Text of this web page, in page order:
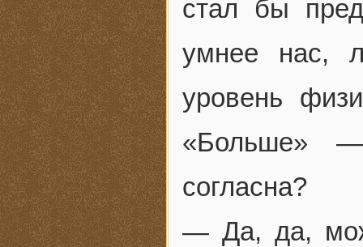
стал бы
умнее нас,
уровень
«Больше»
согласна?
— Да, да,